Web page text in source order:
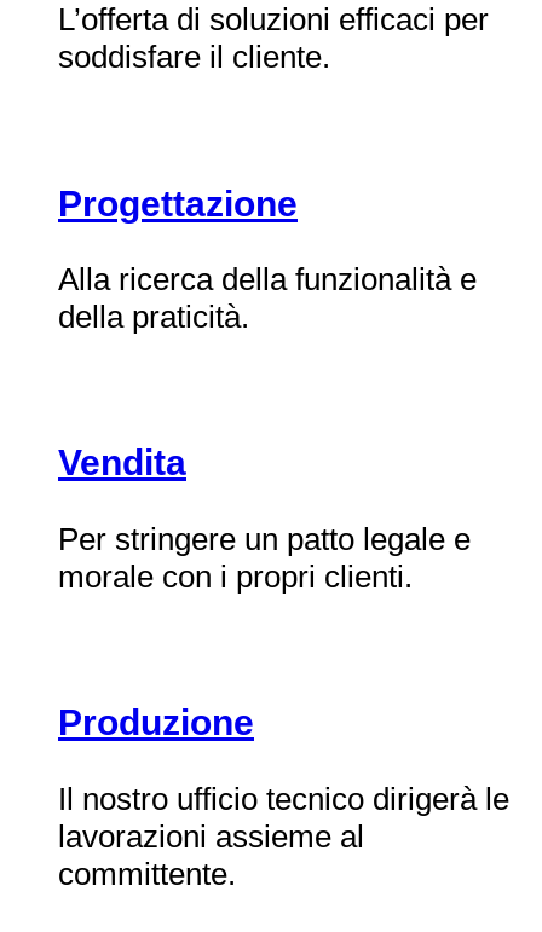
L’offerta di soluzioni efficaci per
soddisfare il cliente.
Progettazione
Alla ricerca della funzionalità e
della praticità.
Vendita
Per stringere un patto legale e
morale con i propri clienti.
Produzione
Il nostro ufficio tecnico dirigerà le
lavorazioni assieme al
committente.